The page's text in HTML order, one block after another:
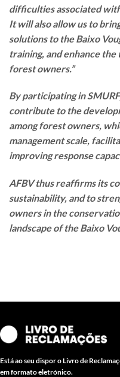
difficulties associated
It will also allow us to
solutions to the Baixo
training, and enhance
forest owners.”
By participating in
contribute to the
among forest owners,
management scale,
improving response
AFBV thus reaffirms its
sustainability, and to
owners in the
landscape of the Baixo
Está ao seu dispor o Livro de
em formato eletrónico.